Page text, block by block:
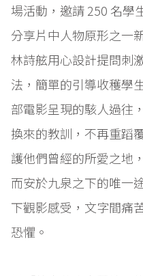
場活動，邀請 250 名學
分享片中人物原形之一
林詩舷用心設計提問刺
法，簡單的引導收穫學
部電影呈現的駭人過往
換來的教訓，不再重蹈
護他們曾經的所愛之地
而安於九泉之下的唯一
下觀影感受，文字間痛
恐懼。